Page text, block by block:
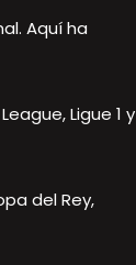
Aquí ha
Ligue 1 y
del Rey,